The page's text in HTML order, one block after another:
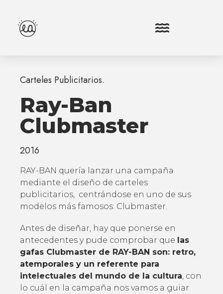
Carteles Publicitarios.
Ray-Ban
Clubmaster
2016
RAY-BAN quería lanzar una campaña
mediante el diseño de carteles
publicitarios, centrándose en uno de sus
modelos más famosos: Clubmaster.
Antes de diseñar, hay que ponerse en
antecedentes y pude comprobar que las
gafas Clubmaster de RAY-BAN son: retro,
atemporales y un referente para
intelectuales del mundo de la cultura, con
lo cuál en la campaña nos vamos a guiar